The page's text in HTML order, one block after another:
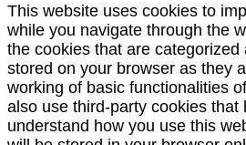
This website uses cookies to
while you navigate through the
the cookies that are categorized
stored on your browser as they
working of basic functionalities
also use third-party cookies that
understand how you use this